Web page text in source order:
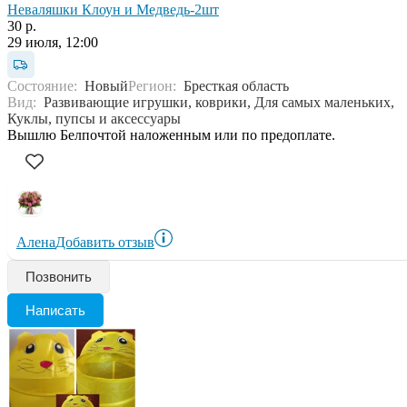
Неваляшки Клоун и Медведь-2шт
30 р.
29 июля, 12:00
Состояние: НовыйРегион: Бресткая область
Вид: Развивающие игрушки, коврики, Для самых маленьких,
Куклы, пупсы и аксессуары
Вышлю Белпочтой наложенным или по предоплате.
АленаДобавить отзыв
Позвонить
Написать